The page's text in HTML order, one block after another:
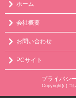
ホーム
会社概要
お問い合わせ
PCサイト
プライバシ
Copyright(c) コ